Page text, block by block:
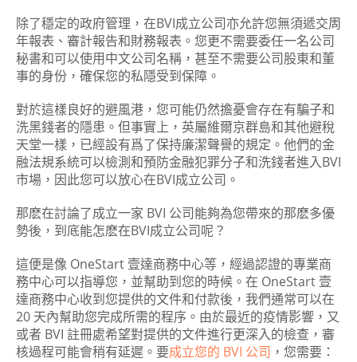
除了穩定的政府管理，在BVI成立公司亦允許您無須遞交周
年報表、審計報告和財務報表。您更不需要委任一名公司
秘書和可以使用中文公司名稱，甚至不需要公司股東和董
事的身份，確保您的私隱受到保障。
對於這樣良好的避風港，您可能仍然擔憂會存在有騙子和
洗黑錢者的隱患。但事實上，英屬維爾京群島和其他避稅
天堂一樣，已經設有爲了保持廉潔聲譽的規定。他們的金
融法規系統可以檢測和預防金融犯罪分子和洗錢者進入BVI
市場，因此您可以放心在BVI成立公司。
那麽在討論了成立一家 BVI 公司能夠為您帶來的那麽多優
勢後，到底能怎麽在BVI成立公司呢？
這便是像 OneStart 壹達商務中心等，經過認證的專業商
務中心可以指導您，並幫助到您的時候。在 OneStart 壹
達商務中心收到您提供的文件和付款後，我們通常可以在
20 天內幫助您完成所需的程序。由於最近的疫情影響，又
或者 BVI 註冊處希望對提供的文件進行更深入的檢查，審
核過程可能會稍有延遲。要成立您的 BVI 公司 ，您需要：